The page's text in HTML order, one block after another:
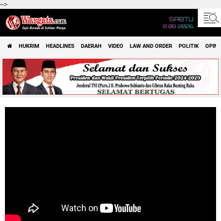
-->
SABTU
8 08 2026
HUKRIM HEADLINES DAERAH VIDEO LAW AND ORDER POLITIK OPINI